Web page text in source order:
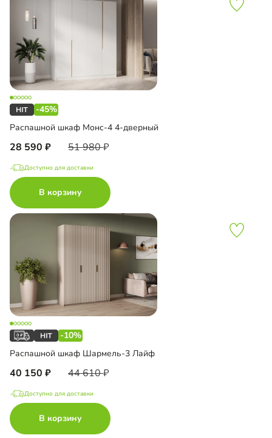
-45%
Распашной шкаф Монс-4 4-дверный
28 590 51 980
Доступно для доставки
В корзину
-10%
Распашной шкаф Шармель-3 Лайф
40 150 44 610
Доступно для доставки
В корзину